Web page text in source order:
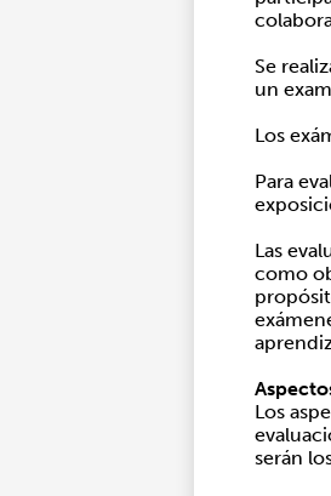
Se
un
Los
Para
Las
como
Los
serán